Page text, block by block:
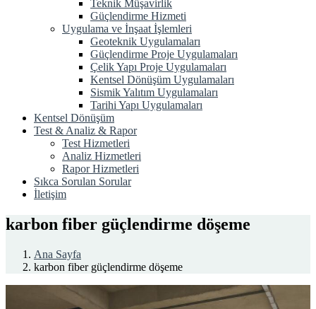
Teknik Müşavirlik
Güçlendirme Hizmeti
Uygulama ve İnşaat İşlemleri
Geoteknik Uygulamaları
Güçlendirme Proje Uygulamaları
Çelik Yapı Proje Uygulamaları
Kentsel Dönüşüm Uygulamaları
Sismik Yalıtım Uygulamaları
Tarihi Yapı Uygulamaları
Kentsel Dönüşüm
Test & Analiz & Rapor
Test Hizmetleri
Analiz Hizmetleri
Rapor Hizmetleri
Sıkca Sorulan Sorular
İletişim
karbon fiber güçlendirme döşeme
Ana Sayfa
karbon fiber güçlendirme döşeme